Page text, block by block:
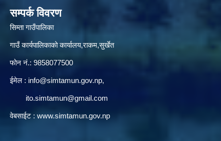
सम्पर्क विवरण
सिम्ता गाउँपालिका
गाउँ कार्यपालिकाको कार्यालय,राकम,सुर्खेत
फोन नं.: 9858077500
ईमेल‌ : info@simtamun.gov.np,
ito.simtamun@gmail.com
वेबसाईट : www.simtamun.gov.np